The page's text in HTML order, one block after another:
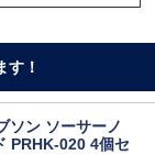
す！
ソン ソーサーノ
PRHK-020 4個セ